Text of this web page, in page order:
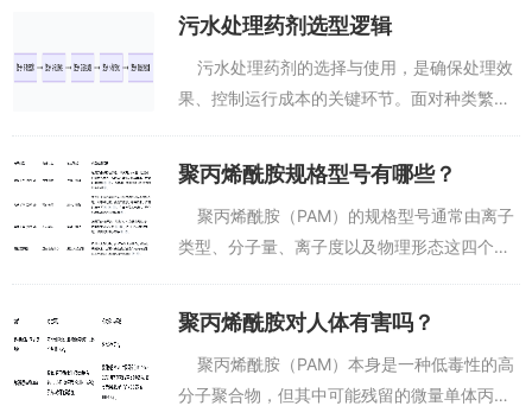
现在行业里，高浓工业废水的菌剂研发已经有不少突破。有的工程
微生物组能稳定降解COD4万的高浓废水。还有的耐盐菌剂能扛住1%
到20%的盐度，传统菌剂在高盐下早就没活性了。合成生物学技术也
让人工菌株能一次性降解甲苯、苯酚等多种污染物。我们紧跟这些前
沿，不断优化菌剂配方。
适用场景有哪些？
高COD有毒有害化工废水，比如含酚类、兰炭、苯系物的。
食品加工废水，高浓度有机污染的。
生活污水或者一般有机废水，做系统提标或者应急强化。
铝是氯化铝经过水解和聚合反应后形成的“升级
版”...
污水处理药剂选型逻辑
污水处理药剂的选择与使用，是确保处理效
果、控制运行成本的关键环节。面对种类繁多
剂等），如何科学选型是每个环保从业者都需
要掌握的技能。...
聚丙烯酰胺规格型号有哪些？
聚丙烯酰胺（PAM）的规格型号通常由离子
类型、分子量、离子度以及物理形态这四个关
组合这些指标来选择合适的型号。 &nbs...
聚丙烯酰胺对人体有害吗？
聚丙烯酰胺（PAM）本身是一种低毒性的高
分子聚合物，但其中可能残留的微量单体丙烯